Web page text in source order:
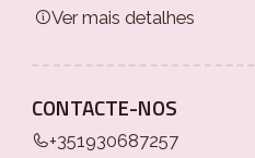
Ver mais detalhes
CONTACTE-NOS
+351930687257